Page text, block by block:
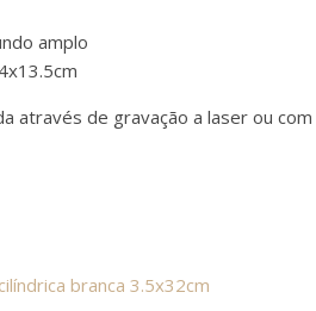
amplo
através de gravação a laser ou com